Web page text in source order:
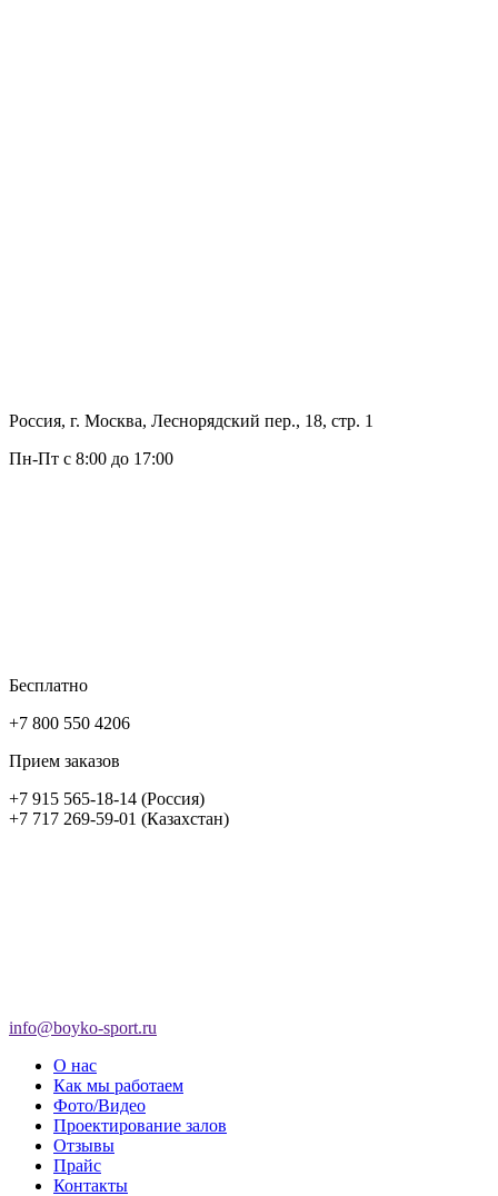
Россия, г. Москва, Леснорядский пер., 18, стр. 1
Пн-Пт с 8:00 до 17:00
Бесплатно
+7 800 550 4206
Прием заказов
+7 915 565-18-14 (Россия)
+7 717 269-59-01 (Казахстан)
info@boyko-sport.ru
О нас
Как мы работаем
Фото/Видео
Проектирование залов
Отзывы
Прайс
Контакты